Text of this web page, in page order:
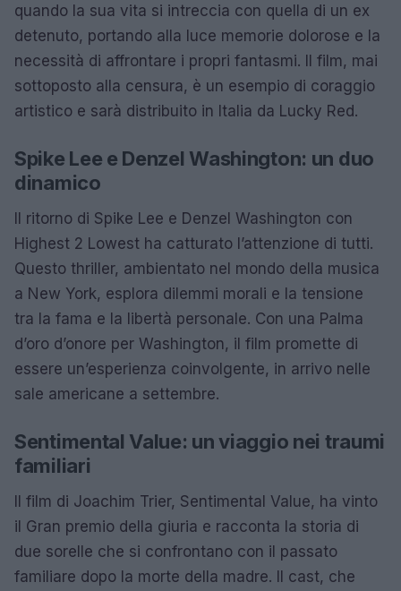
quando la sua vita si intreccia con quella di un ex
detenuto, portando alla luce memorie dolorose e la
necessità di affrontare i propri fantasmi. Il film, mai
sottoposto alla censura, è un esempio di coraggio
artistico e sarà distribuito in Italia da Lucky Red.
Spike Lee e Denzel Washington: un duo
dinamico
Il ritorno di Spike Lee e Denzel Washington con
Highest 2 Lowest ha catturato l’attenzione di tutti.
Questo thriller, ambientato nel mondo della musica
a New York, esplora dilemmi morali e la tensione
tra la fama e la libertà personale. Con una Palma
d’oro d’onore per Washington, il film promette di
essere un’esperienza coinvolgente, in arrivo nelle
sale americane a settembre.
Sentimental Value: un viaggio nei traumi
familiari
Il film di Joachim Trier, Sentimental Value, ha vinto
il Gran premio della giuria e racconta la storia di
due sorelle che si confrontano con il passato
familiare dopo la morte della madre. Il cast, che